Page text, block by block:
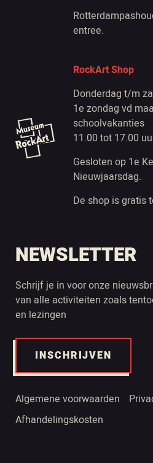
entree.
RockArt Shop
Donderdag t/m
1e zondag vd
schoolvakanties
11.00 tot 17.00
Gesloten op 1e
Nieuwjaarsdag.
De shop is gratis
NEWSLETTER
Schrijf je in voor onze
van alle activiteiten zoals
en lezingen
INSCHRIJVEN
Algemene voorwaarden
Afhandelingskosten